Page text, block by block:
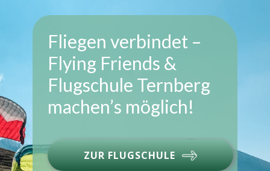
Fliegen verbindet –
Flying Friends &
Flugschule Ternberg
machen’s möglich!
ZUR FLUGSCHULE​